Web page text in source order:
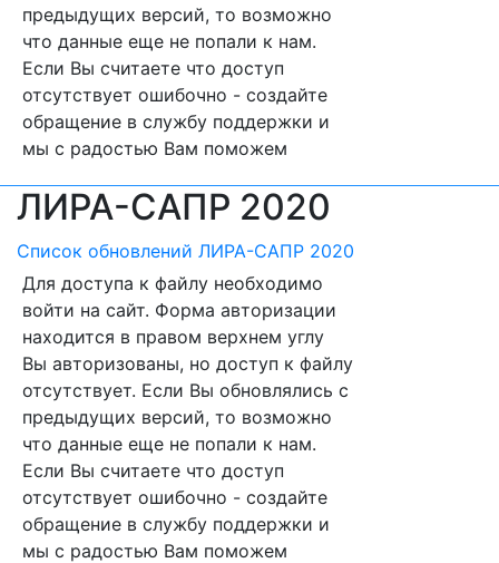
предыдущих версий, то возможно
что данные еще не попали к нам.
Если Вы считаете что доступ
отсутствует ошибочно - создайте
обращение в службу поддержки и
мы с радостью Вам поможем
ЛИРА-САПР 2020
Список обновлений ЛИРА-САПР 2020
Для доступа к файлу необходимо
войти на сайт. Форма авторизации
находится в правом верхнем углу
Вы авторизованы, но доступ к файлу
отсутствует. Если Вы обновлялись с
предыдущих версий, то возможно
что данные еще не попали к нам.
Если Вы считаете что доступ
отсутствует ошибочно - создайте
обращение в службу поддержки и
мы с радостью Вам поможем